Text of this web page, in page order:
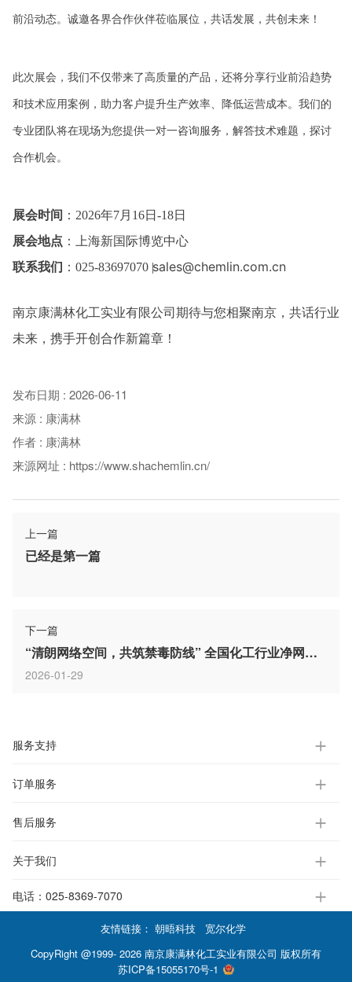
前沿动态。诚邀各界合作伙伴莅临展位，共话发展，共创未来！
此次展会，我们不仅带来了高质量的产品，还将分享行业前沿趋势
和技术应用案例，助力客户提升生产效率、降低运营成本。我们的
专业团队将在现场为您提供一对一咨询服务，解答技术难题，探讨
合作机会。
展会时间 ： 2026年7月16日-18日
展会地点 ：
上海新国际博览中心
联系我们 ：025-83697070 |sales@chemlin.com.cn
南京康满林化工实业有限公司期待与您相聚南京，共话行业
未来，携手开创合作新篇章！
发布日期 : 2026-06-11
来源 : 康满林
作者 : 康满林
来源网址 : https://www.shachemlin.cn/
上一篇
已经是第一篇
下一篇
“清朗网络空间，共筑禁毒防线” 全国化工行业净网倡议
2026-01-29
服务支持
订单服务
售后服务
关于我们
电话： 025-8369-7070
友情链接： 朝晤科技
宽尔化学
CopyRight @1999- 2026 南京康满林化工实业有限公司 版权所有
苏ICP备15055170号-1